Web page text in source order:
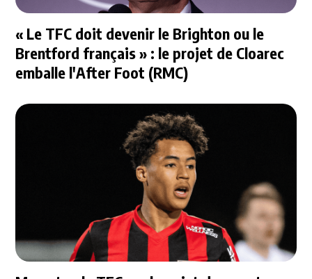
« Le TFC doit devenir le Brighton ou le
Brentford français » : le projet de Cloarec
emballe l'After Foot (RMC)